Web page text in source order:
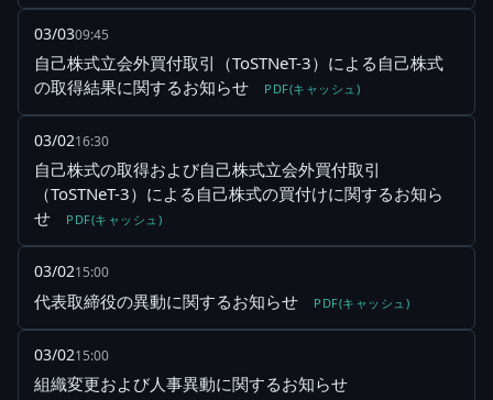
03/0309:45
自己株式立会外買付取引（ToSTNeT-3）による自己株式
の取得結果に関するお知らせ
PDF(キャッシュ)
03/0216:30
自己株式の取得および自己株式立会外買付取引
（ToSTNeT-3）による自己株式の買付けに関するお知ら
せ
PDF(キャッシュ)
03/0215:00
代表取締役の異動に関するお知らせ PDF(キャッシュ)
03/0215:00
組織変更および人事異動に関するお知らせ